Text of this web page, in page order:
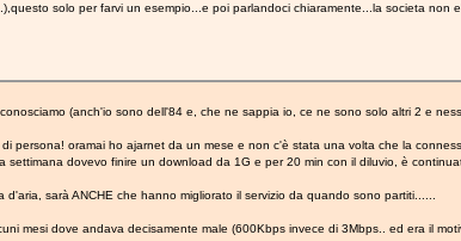
solo per farvi un esempio...e poi parlandoci chiaramente...la societa
(anch'io sono dell'84 e, che ne sappia io, ce ne sono solo altri 2 e
persona! oramai ho ajarnet da un mese e non c'è stata una volta che la
dovevo finire un download da 1G e per 20 min con il diluvio, è
sarà ANCHE che hanno migliorato il servizio da quando sono partiti......
mesi dove andava decisamente male (600Kbps invece di 3Mbps.. ed era il